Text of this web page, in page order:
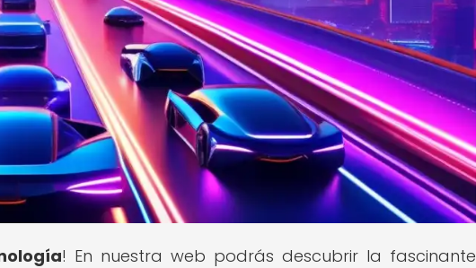
! En nuestra web podrás descubrir la fascinante